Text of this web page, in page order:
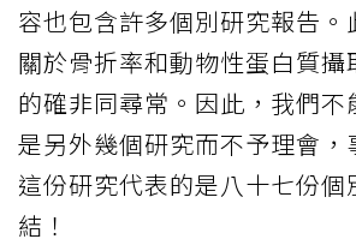
容也包含許多個別研究報告。
關於骨折率和動物性蛋白質攝
的確非同尋常。因此，我們不
是另外幾個研究而不予理會，
這份研究代表的是八十七份個
結！